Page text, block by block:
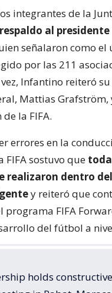
integrantes de la
al presidente
señalaron como el
por las 211
Infantino reiteró
Mattias Grafström,
la FIFA.
errores en la
FIFA sostuvo que
realizaron dentro
y reiteró que
programa FIFA
del fútbol a
holds